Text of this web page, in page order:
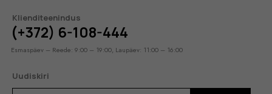
Klienditeenindus
(+372) 6-108-444
Esmaspäev – Reede: 9:00 – 19:00, Laupäev: 11:00 – 16:00
Uudiskiri